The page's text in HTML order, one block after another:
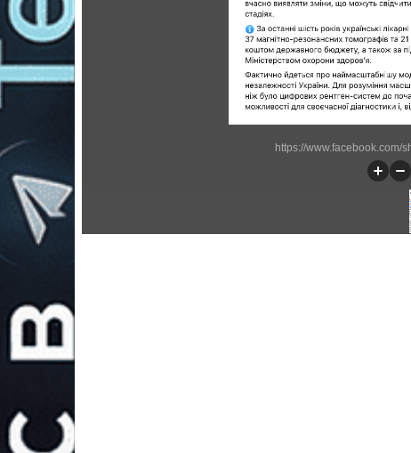
https://www.facebook.com/